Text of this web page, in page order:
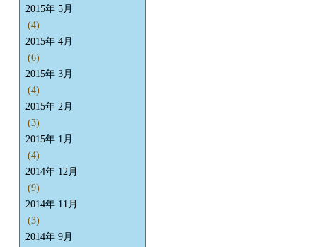
2015年 5月
(4)
2015年 4月
(6)
2015年 3月
(4)
2015年 2月
(3)
2015年 1月
(4)
2014年 12月
(9)
2014年 11月
(3)
2014年 9月